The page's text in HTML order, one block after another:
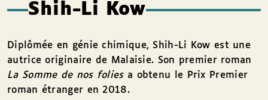
Shih-Li Kow
Diplômée en génie chimique, Shih-Li Kow est une
autrice originaire de Malaisie. Son premier roman
La Somme de nos foliesa obtenu le Prix Premier
roman étranger en 2018.